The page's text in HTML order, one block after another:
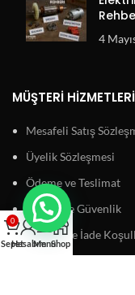
4
MÜŞTERI HIZMETLERI
Mesafeli Satış
Üyelik Sözleşmesi
Ödeme ve Teslimat
Gizlilik ve Güvenlik
Garanti ve İade
0
SepetHesabımMenuShop